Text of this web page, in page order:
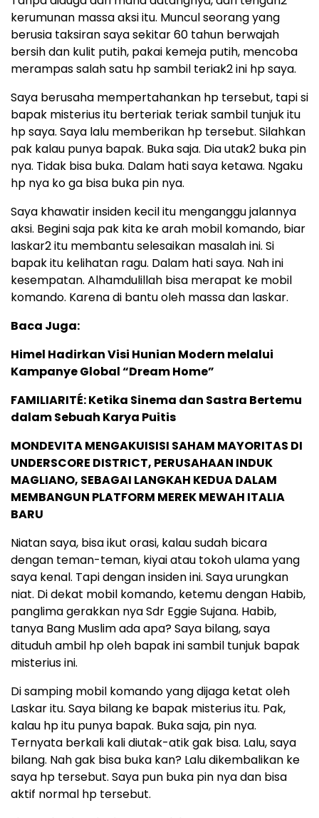
kerumunan massa aksi itu. Muncul seorang yang
berusia taksiran saya sekitar 60 tahun berwajah
bersih dan kulit putih, pakai kemeja putih, mencoba
merampas salah satu hp sambil teriak2 ini hp saya.
Saya berusaha mempertahankan hp tersebut, tapi si
bapak misterius itu berteriak teriak sambil tunjuk itu
hp saya. Saya lalu memberikan hp tersebut. Silahkan
pak kalau punya bapak. Buka saja. Dia utak2 buka pin
nya. Tidak bisa buka. Dalam hati saya ketawa. Ngaku
hp nya ko ga bisa buka pin nya.
Saya khawatir insiden kecil itu menganggu jalannya
aksi. Begini saja pak kita ke arah mobil komando, biar
laskar2 itu membantu selesaikan masalah ini. Si
bapak itu kelihatan ragu. Dalam hati saya. Nah ini
kesempatan. Alhamdulillah bisa merapat ke mobil
komando. Karena di bantu oleh massa dan laskar.
Baca Juga:
Himel Hadirkan Visi Hunian Modern melalui
Kampanye Global “Dream Home”
FAMILIARITÉ: Ketika Sinema dan Sastra Bertemu
dalam Sebuah Karya Puitis
MONDEVITA MENGAKUISISI SAHAM MAYORITAS DI
UNDERSCORE DISTRICT, PERUSAHAAN INDUK
MAGLIANO, SEBAGAI LANGKAH KEDUA DALAM
MEMBANGUN PLATFORM MEREK MEWAH ITALIA
BARU
Niatan saya, bisa ikut orasi, kalau sudah bicara
dengan teman-teman, kiyai atau tokoh ulama yang
saya kenal. Tapi dengan insiden ini. Saya urungkan
niat. Di dekat mobil komando, ketemu dengan Habib,
panglima gerakkan nya Sdr Eggie Sujana. Habib,
tanya Bang Muslim ada apa? Saya bilang, saya
dituduh ambil hp oleh bapak ini sambil tunjuk bapak
misterius ini.
Di samping mobil komando yang dijaga ketat oleh
Laskar itu. Saya bilang ke bapak misterius itu. Pak,
kalau hp itu punya bapak. Buka saja, pin nya.
Ternyata berkali kali diutak-atik gak bisa. Lalu, saya
bilang. Nah gak bisa buka kan? Lalu dikembalikan ke
saya hp tersebut. Saya pun buka pin nya dan bisa
aktif normal hp tersebut.